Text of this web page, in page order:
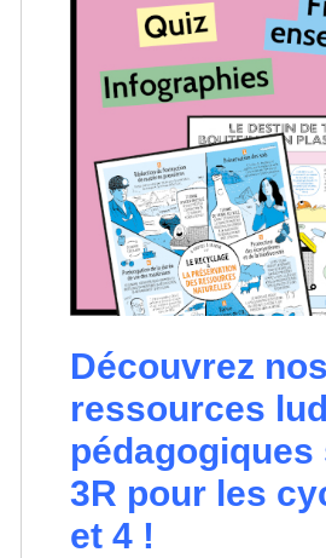
Découvrez nos
ressources
pédagogiques
3R pour les
et 4 !